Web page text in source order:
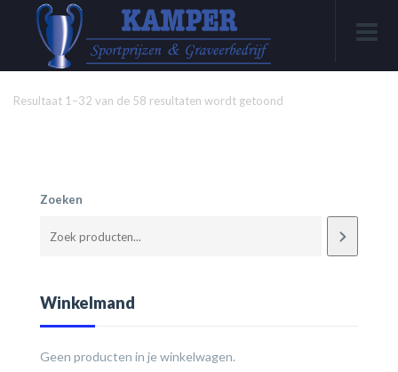
Resultaat 1–32 van de 58 resultaten wordt getoond
Zoeken
Winkelmand
Geen producten in je winkelwagen.